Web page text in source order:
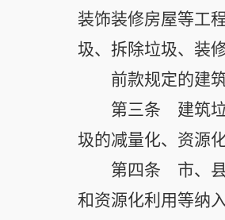
装饰装修房屋等工
圾、拆除垃圾、装
前款规定的建
第三条 建筑垃
圾的减量化、资源
第四条 市、县
和资源化利用等纳